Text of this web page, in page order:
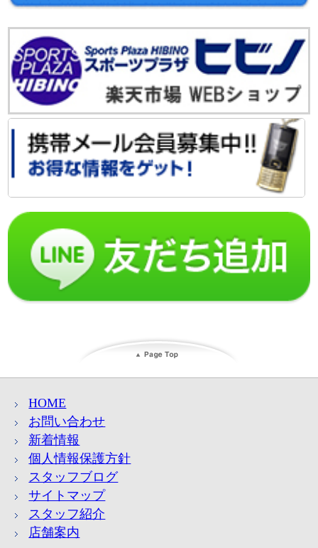
HOME
お問い合わせ
新着情報
個人情報保護方針
スタッフブログ
サイトマップ
スタッフ紹介
店舗案内